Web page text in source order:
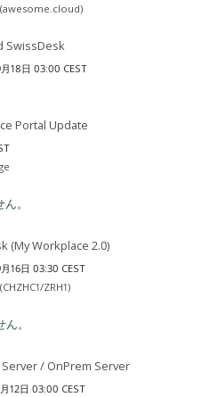
SwissDesk
18日 03:00 CEST
Portal Update
。
(My Workplace 2.0)
16日 03:30 CEST
ZRH1)
。
/ OnPrem Server
12日 03:00 CEST